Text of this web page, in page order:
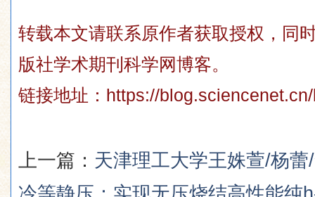
转载本文请联系原作者获取授权，同
版社学术期刊科学网博客。
链接地址： https://
上一篇： 天津理工大学王姝萱/杨